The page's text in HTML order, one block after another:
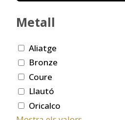
Metall
Aliatge
Bronze
Coure
Llautó
Oricalco